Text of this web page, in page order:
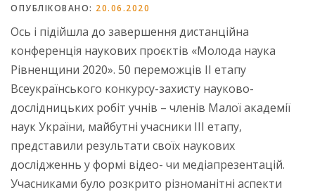
ОПУБЛІКОВАНО: 20.06.2020
Ось і підійшла до завершення дистанційна
конференція наукових проєктів «Молода наука
Рівненщини 2020». 50 переможців ІІ етапу
Всеукраїнського конкурсу-захисту науково-
дослідницьких робіт учнів – членів Малої академії
наук України, майбутні учасники ІІІ етапу,
представили результати своїх наукових
дослідженнь у формі відео- чи медіапрезентацій.
Учасниками було розкрито різноманітні аспекти